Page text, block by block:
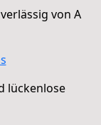
von A
lückenlose